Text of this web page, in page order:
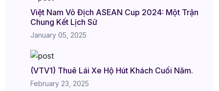
Việt Nam Vô Địch ASEAN Cup 2024: Một Trận
Chung Kết Lịch Sử
January 05, 2025
(VTV1) Thuê Lái Xe Hộ Hút Khách Cuối Năm.
February 23, 2025